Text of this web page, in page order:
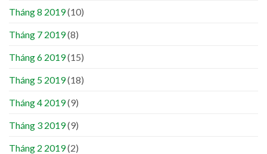
Tháng 8 2019(10)
Tháng 7 2019(8)
Tháng 6 2019(15)
Tháng 5 2019(18)
Tháng 4 2019(9)
Tháng 3 2019(9)
Tháng 2 2019(2)